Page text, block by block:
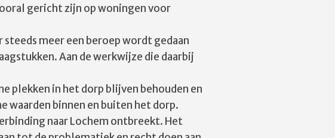
gericht zijn op woningen voor
meer een beroep wordt gedaan
Aan de werkwijze die daarbij
plekken in het dorp blijven behouden en
waarden binnen en buiten het dorp.
naar Lochem ontbreekt. Het